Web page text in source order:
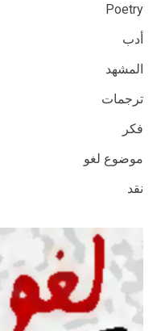
Poetry
أدب
المشهد
ترجمات
فكر
موضوع لغو
نقد